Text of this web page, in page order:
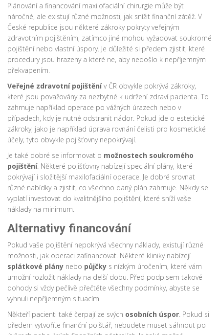
Plánování a financování maxilofaciální chirurgie může být
náročné, ale existují různé možnosti, jak snížit finanční zátěž. V
České republice jsou některé zákroky pokryty veřejným
zdravotním pojištěním, zatímco jiné mohou vyžadovat soukromé
pojištění nebo vlastní úspory. Je důležité si předem zjistit, které
procedury jsou hrazeny a které ne, aby nedošlo k nepříjemným
překvapením.
Veřejné zdravotní pojištěnív ČR obvykle pokrývá zákroky,
které jsou považovány za nezbytné k udržení zdraví pacienta. To
zahrnuje například operace po vážných úrazech nebo v
případech, kdy je nutné odstranit nádor. Pokud jde o estetické
zákroky, jako je například úprava rovnání čelisti pro kosmetické
účely, tyto obvykle pojišťovny nepokrývají.
Je také dobré se informovat o možnostech soukromého
pojištění. Některé pojišťovny nabízejí speciální plány, které
pokrývají i složitější maxilofaciální operace. Je dobré srovnat
různé nabídky a zjistit, co všechno daný plán zahrnuje. Někdy se
vyplatí investovat do kvalitnějšího pojištění, které sníží vaše
náklady na minimum.
Alternativy financování
Pokud vaše pojištění nepokrývá všechny náklady, existují různé
možnosti, jak operaci zafinancovat. Některé kliniky nabízejí
splátkové plány nebo půjčky s nízkým úročením, které vám
umožní rozložit náklady na delší dobu. Před podpisem takové
dohody si vždy pečlivě přečtěte všechny podmínky, abyste se
vyhnuli nepříjemným situacím.
Někteří pacienti také čerpají ze svých osobních úspor. Pokud si
předem vytvoříte finanční polštář, nebudete muset sáhnout po